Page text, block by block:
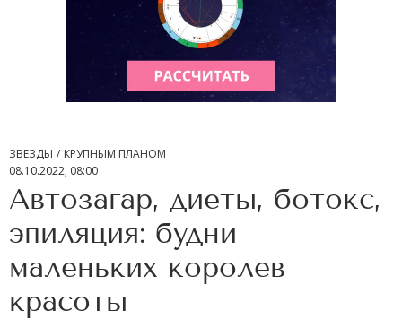
ЗВЕЗДЫ
КРУПНЫМ ПЛАНОМ
08.10.2022, 08:00
Автозагар, диеты, ботокс,
эпиляция: будни
маленьких королев
красоты